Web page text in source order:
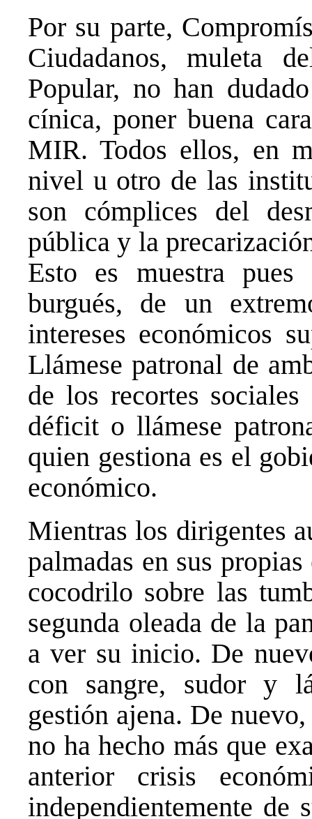
Por su parte,
Ciudadanos, muleta
Popular, no han
cínica, poner buena
MIR. Todos ellos, en
nivel u otro de las
son cómplices del
pública y la
Esto es muestra
burgués, de un
intereses económicos
Llámese patronal de
de los recortes
déficit o llámese
quien gestiona es el
económico.
Mientras los dirigentes
palmadas en sus
cocodrilo sobre las
segunda oleada de la
a ver su inicio. De
con sangre, sudor y
gestión ajena. De
no ha hecho más que
anterior crisis
independientemente